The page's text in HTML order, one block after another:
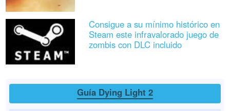
Consigue a su mínimo histórico en
Steam este infravalorado juego de
zombis con DLC incluido
Guía Dying Light 2